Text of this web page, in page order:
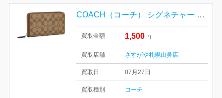
COACH（コーチ） シグネチャー ラウンドファスナー長財布
買取金額 1,500 円
買取店舗 さすがや札幌山鼻店
買取日 07月27日
買取種別 コーチ